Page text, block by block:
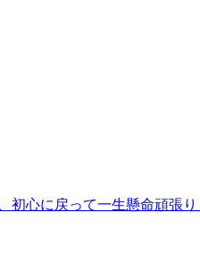
初心に戻って一生懸命頑張